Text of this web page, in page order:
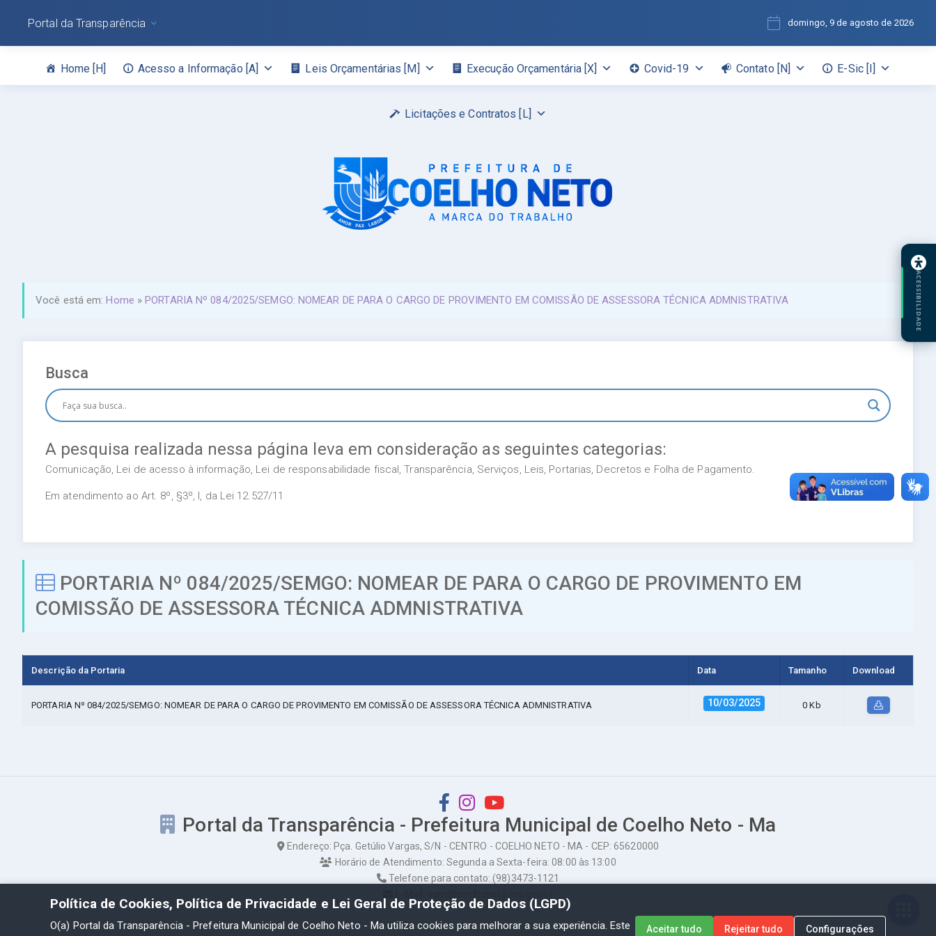
Home [H] Acesso a Informação [A] Leis Orçamentárias [M] Execução Orçamentária [X] Covid-19 Contato [N] E-Sic [I]
Licitações e Contratos [L]
Portal da Transparência domingo, 9 de agosto de 2026
Você está em:Home »PORTARIA Nº 084/2025/SEMGO: NOMEAR DE PARA O CARGO DE PROVIMENTO EM COMISSÃO DE ASSESSORA TÉCNICA ADMNISTRATIVA
Busca
A pesquisa realizada nessa página leva em consideração as seguintes categorias:
Comunicação, Lei de acesso à informação, Lei de responsabilidade fiscal, Transparência, Serviços, Leis, Portarias, Decretos e Folha de Pagamento.
Em atendimento ao Art. 8º, §3º, I, da Lei 12.527/11
PORTARIA Nº 084/2025/SEMGO: NOMEAR DE PARA O CARGO DE PROVIMENTO EM
COMISSÃO DE ASSESSORA TÉCNICA ADMNISTRATIVA
Descrição da Portaria Data Tamanho Download
PORTARIA Nº 084/2025/SEMGO: NOMEAR DE PARA O CARGO DE PROVIMENTO EM COMISSÃO DE ASSESSORA TÉCNICA ADMNISTRATIVA 10/03/2025 0 Kb
Portal da Transparência - Prefeitura Municipal de Coelho Neto - Ma
Endereço: Pça. Getúlio Vargas, S/N - CENTRO - COELHO NETO - MA - CEP: 65620000
Horário de Atendimento: Segunda a Sexta-feira: 08:00 às 13:00
Telefone para contato: (98)3473-1121
ACESSIBILIDADE
Política de Cookies, Política de Privacidade e Lei Geral de Proteção de Dados (LGPD)
O(a) Portal da Transparência - Prefeitura Municipal de Coelho Neto - Ma utiliza cookies para melhorar a sua experiência. Este
Aceitar tudo Rejeitar tudo Configurações